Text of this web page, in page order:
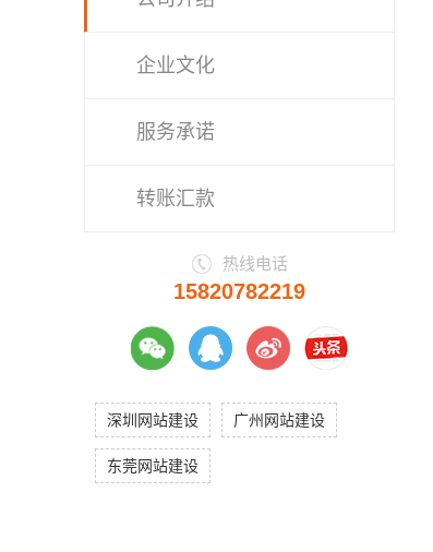
企业文化
服务承诺
转账汇款
热线电话
15820782219
深圳网站建设 广州网站建设
东莞网站建设